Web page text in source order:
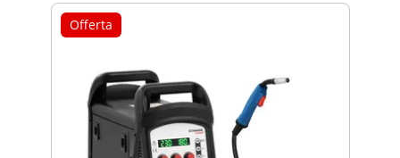
Offerta